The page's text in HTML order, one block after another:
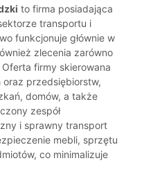
to firma posiadająca
transportu i
funkcjonuje głównie w
zlecenia zarówno
firmy skierowana
przedsiębiorstw,
domów, a także
zespół
i sprawny transport
mebli, sprzętu
co minimalizuje